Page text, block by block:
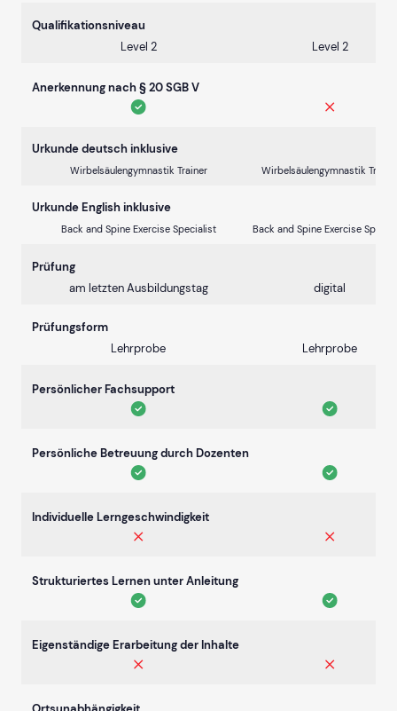
Qualifikationsniveau
Level 2
Level 2
Anerkennung nach § 20 SGB V
Urkunde deutsch inklusive
Wirbelsäulengymnastik Trainer Wirbelsäulengymnastik
Urkunde English inklusive
Back and Spine Exercise Specialist Back and Spine Exercise
Prüfung
am letzten Ausbildungstag
digital
Prüfungsform
Lehrprobe
Lehrprobe
Persönlicher Fachsupport
Persönliche Betreuung durch Dozenten
Individuelle Lerngeschwindigkeit
Strukturiertes Lernen unter Anleitung
Eigenständige Erarbeitung der Inhalte